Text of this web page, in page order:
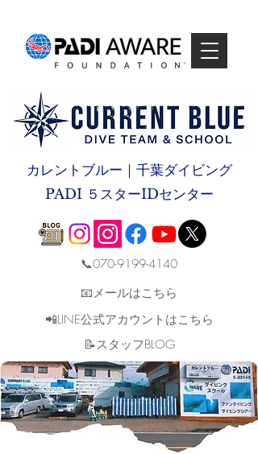
カレントブルー｜千葉ダイビング
PADI ５スターIDセンター
📞070-9199-4140
📧メールはこちら
📲LINE公式アカウントはこちら
​📝スタッフBLOG